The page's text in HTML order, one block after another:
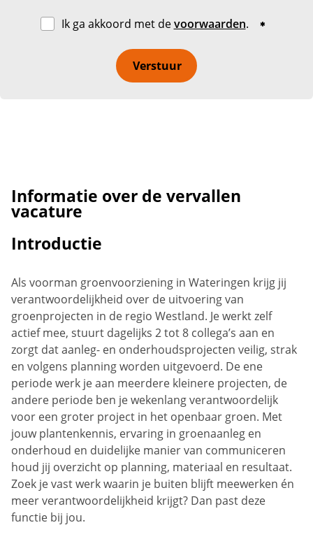
Ik ga akkoord met devoorwaarden.
Verstuur
Informatie over de vervallen
vacature
Introductie
Als voorman groenvoorziening in Wateringen krijg jij
verantwoordelijkheid over de uitvoering van
groenprojecten in de regio Westland. Je werkt zelf
actief mee, stuurt dagelijks 2 tot 8 collega’s aan en
zorgt dat aanleg- en onderhoudsprojecten veilig, strak
en volgens planning worden uitgevoerd. De ene
periode werk je aan meerdere kleinere projecten, de
andere periode ben je wekenlang verantwoordelijk
voor een groter project in het openbaar groen. Met
jouw plantenkennis, ervaring in groenaanleg en
onderhoud en duidelijke manier van communiceren
houd jij overzicht op planning, materiaal en resultaat.
Zoek je vast werk waarin je buiten blijft meewerken én
meer verantwoordelijkheid krijgt? Dan past deze
functie bij jou.